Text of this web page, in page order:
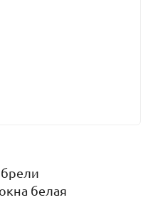
белая